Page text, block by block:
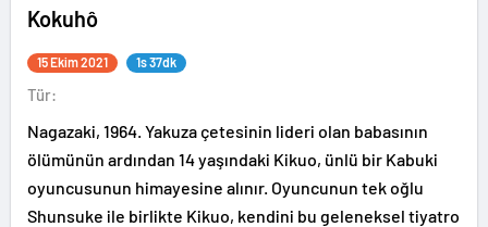
Kokuhô
15 Ekim 2021 1s 37dk
Tür:
Nagazaki, 1964. Yakuza çetesinin lideri olan babasının
ölümünün ardından 14 yaşındaki Kikuo, ünlü bir Kabuki
oyuncusunun himayesine alınır. Oyuncunun tek oğlu
Shunsuke ile birlikte Kikuo, kendini bu geleneksel tiyatro